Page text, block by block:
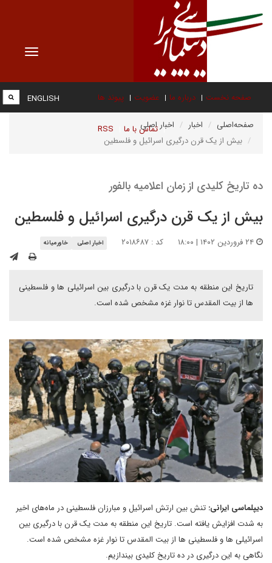
Toggle
صفحه نخست درباره ما عضویت پیوند ها
تماس با ما RSS
ENGLISH
صفحه‌اصلی اخبار
اخبار اصلی
بیش از یک قرن درگیری اسرائیل و فلسطین
ده تاریخ کلیدی از زمان اعلامیه بالفور
بیش از یک قرن درگیری اسرائیل و فلسطین
کد : ۲۰۱۸۶۸۷ اخبار اصلی خاورمیانه
تاریخ این منطقه به مدت یک قرن با درگیری بین اسرائیلی ها و فلسطینی
ها از بیت المقدس تا نوار غزه مشخص شده است.
دیپلماسی ایرانی: تنش بین ارتش اسرائیل و مبارزان فلسطینی در ماه‌های اخیر
به شدت افزایش یافته است. تاریخ این منطقه به مدت یک قرن با درگیری بین
اسرائیلی ها و فلسطینی ها از بیت المقدس تا نوار غزه مشخص شده است.
نگاهی به این درگیری در ده تاریخ کلیدی بیندازیم.